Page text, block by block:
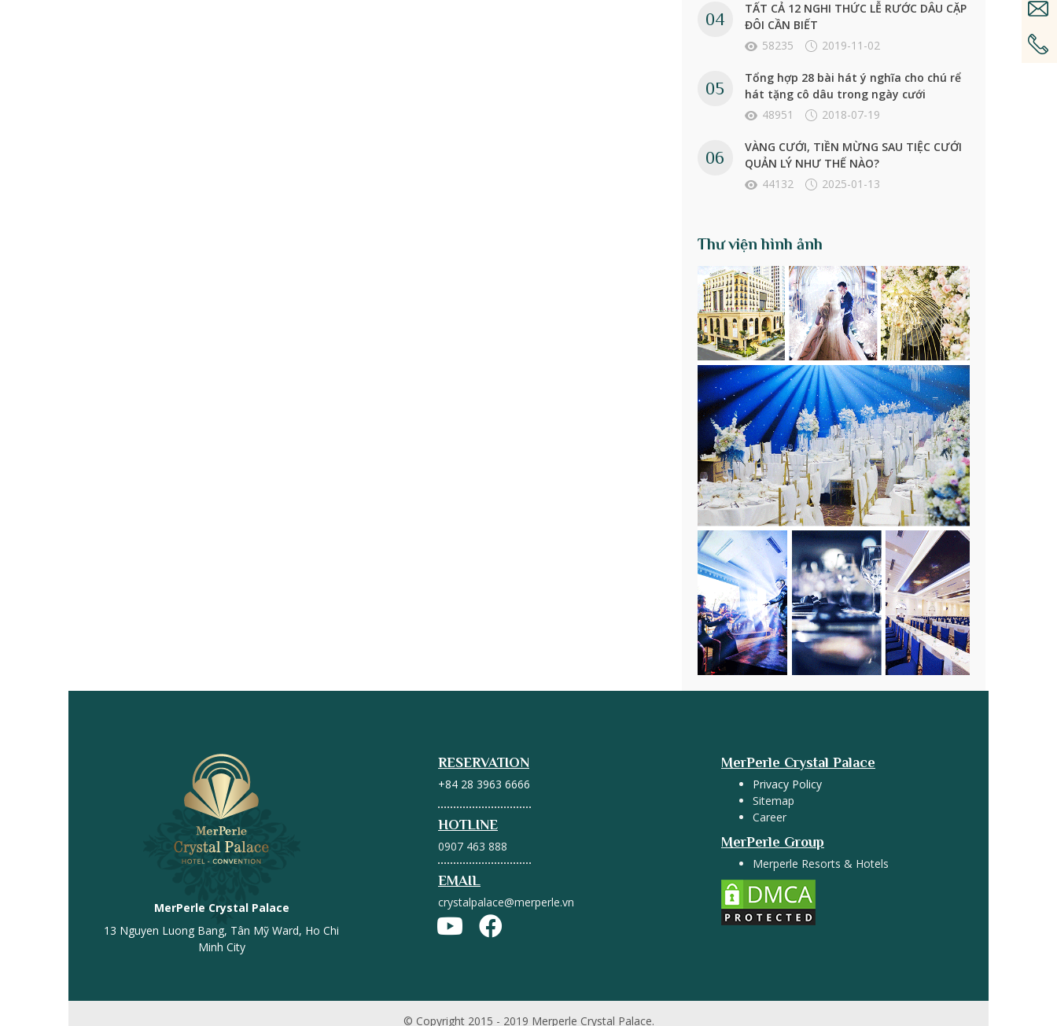
TẤT CẢ 12 NGHI THỨC LỄ RƯỚC DÂU CẶP
ĐÔI CẦN BIẾT
58235
2019-11-02
Tổng hợp 28 bài hát ý nghĩa cho chú rể
hát tặng cô dâu trong ngày cưới
48951
2018-07-19
VÀNG CƯỚI, TIỀN MỪNG SAU TIỆC CƯỚI
QUẢN LÝ NHƯ THẾ NÀO?
44132
2025-01-13
Thư viện hình ảnh
MerPerle Crystal Palace
13 Nguyen Luong Bang, Tân Mỹ Ward, Ho Chi
Minh City
RESERVATION
+84 28 3963 6666
HOTLINE
0907 463 888
EMAIL
crystalpalace@merperle.vn
MerPerle Crystal Palace
Privacy Policy
Sitemap
Career
MerPerle Group
Merperle Resorts & Hotels
© Copyright 2015 - 2019 Merperle Crystal Palace.